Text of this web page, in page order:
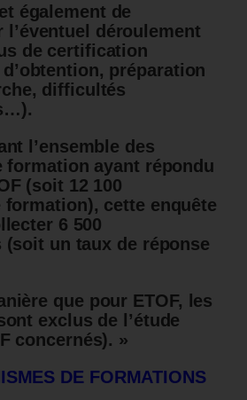
également de
l’éventuel déroulement
de certification
préparation
difficultés
l’ensemble des
formation ayant répondu
(soit 12 100
formation), cette enquête
6 500
un taux de réponse
que pour ETOF, les
exclus de l’étude
concernés). »
DE FORMATIONS